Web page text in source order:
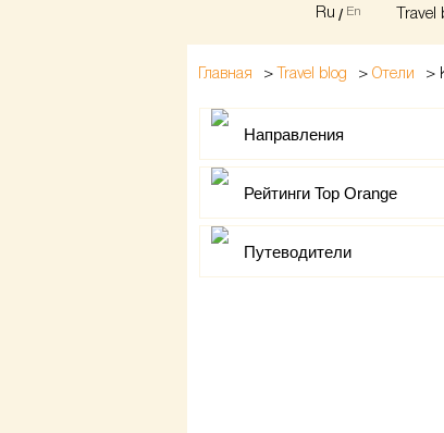
Ru / En Travel
Главная > Travel blog > Отели >
Направления
Рейтинги Top Orange
Путеводители